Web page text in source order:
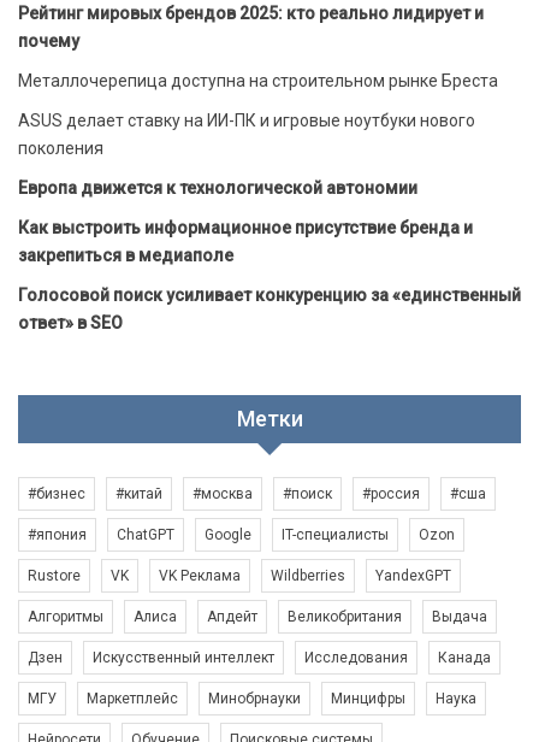
Рейтинг мировых брендов 2025: кто реально лидирует и
почему
Металлочерепица доступна на строительном рынке Бреста
ASUS делает ставку на ИИ-ПК и игровые ноутбуки нового
поколения
Европа движется к технологической автономии
Как выстроить информационное присутствие бренда и
закрепиться в медиаполе
Голосовой поиск усиливает конкуренцию за «единственный
ответ» в SEO
Метки
#бизнес #китай #москва #поиск #россия #сша
#япония ChatGPT Google IT-специалисты Ozon
Rustore VK VK Реклама Wildberries YandexGPT
Алгоритмы Алиса Апдейт Великобритания Выдача
Дзен Искусственный интеллект Исследования Канада
МГУ Маркетплейс Минобрнауки Минцифры Наука